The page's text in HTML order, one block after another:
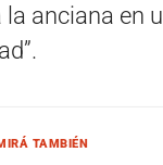
anciana en
TAMBIÉN